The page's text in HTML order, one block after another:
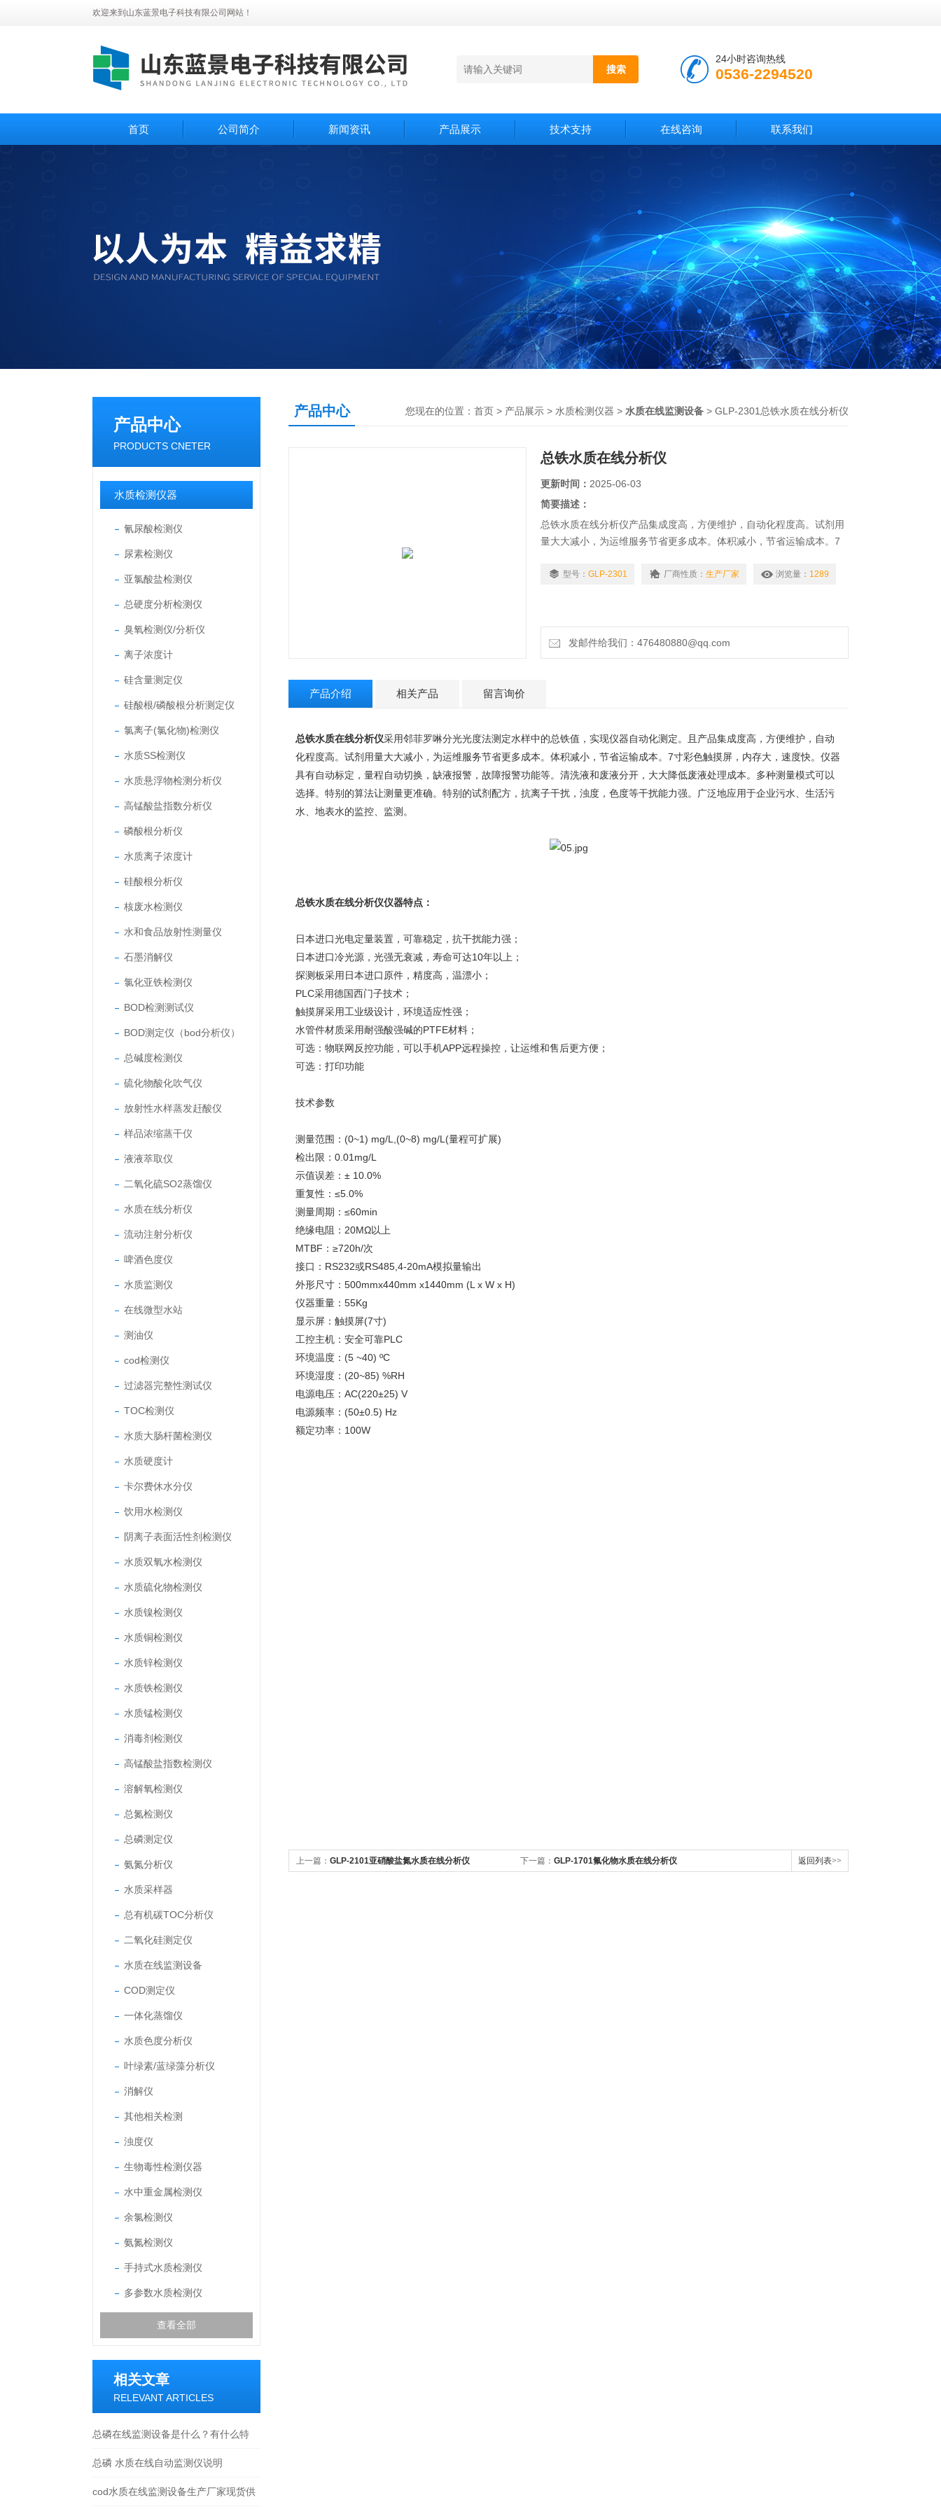
欢迎来到山东蓝景电子科技有限公司网站！
24小时咨询热线
0536-2294520
首页 公司简介 新闻资讯 产品展示 技术支持 在线咨询 联系我们
产品中心
PRODUCTS CNETER
水质检测仪器
氰尿酸检测仪
尿素检测仪
亚氯酸盐检测仪
总硬度分析检测仪
臭氧检测仪/分析仪
离子浓度计
硅含量测定仪
硅酸根/磷酸根分析测定仪
氯离子(氯化物)检测仪
水质SS检测仪
水质悬浮物检测分析仪
高锰酸盐指数分析仪
磷酸根分析仪
水质离子浓度计
硅酸根分析仪
核废水检测仪
水和食品放射性测量仪
石墨消解仪
氯化亚铁检测仪
BOD检测测试仪
BOD测定仪（bod分析仪）
总碱度检测仪
硫化物酸化吹气仪
放射性水样蒸发赶酸仪
样品浓缩蒸干仪
液液萃取仪
二氧化硫SO2蒸馏仪
水质在线分析仪
流动注射分析仪
啤酒色度仪
水质监测仪
在线微型水站
测油仪
cod检测仪
过滤器完整性测试仪
TOC检测仪
水质大肠杆菌检测仪
水质硬度计
卡尔费休水分仪
饮用水检测仪
阴离子表面活性剂检测仪
水质双氧水检测仪
水质硫化物检测仪
水质镍检测仪
水质铜检测仪
水质锌检测仪
水质铁检测仪
水质锰检测仪
消毒剂检测仪
高锰酸盐指数检测仪
溶解氧检测仪
总氮检测仪
总磷测定仪
氨氮分析仪
水质采样器
总有机碳TOC分析仪
二氧化硅测定仪
水质在线监测设备
COD测定仪
一体化蒸馏仪
水质色度分析仪
叶绿素/蓝绿藻分析仪
消解仪
其他相关检测
浊度仪
生物毒性检测仪器
水中重金属检测仪
余氯检测仪
氨氮检测仪
手持式水质检测仪
多参数水质检测仪
查看全部
相关文章
RELEVANT ARTICLES
总磷在线监测设备是什么？有什么特
点？
总磷 水质在线自动监测仪说明
cod水质在线监测设备生产厂家现货供
产品中心 您现在的位置： 首页 > 产品展示 > 水质检测仪器 > 水质在线监测设备 > GLP-2301总铁水质在线分析仪
总铁水质在线分析仪
更新时间： 2025-06-03
简要描述：
总铁水质在线分析仪产品集成度高，方便维护，自动化程度高。试剂用
量大大减小，为运维服务节省更多成本。体积减小，节省运输成本。7
缺液报警，故障报警功能等。清洗液和废液分开，大大降低废液处理成
型号： GLP-2301 厂商性质： 生产厂家 浏览量： 1289
发邮件给我们：476480880@qq.com
产品介绍 相关产品 留言询价
总铁水质在线分析仪采用邻菲罗啉分光光度法测定水样中的总铁值，实现仪器自动化测定。且产品集成度高，方便维护，自动
化程度高。试剂用量大大减小，为运维服务节省更多成本。体积减小，节省运输成本。7寸彩色触摸屏，内存大，速度快。仪器
具有自动标定，量程自动切换，缺液报警，故障报警功能等。清洗液和废液分开，大大降低废液处理成本。多种测量模式可以
选择。特别的算法让测量更准确。特别的试剂配方，抗离子干扰，浊度，色度等干扰能力强。广泛地应用于企业污水、生活污
水、地表水的监控、监测。
总铁水质在线分析仪仪器特点：
日本进口光电定量装置，可靠稳定，抗干扰能力强；
日本进口冷光源，光强无衰减，寿命可达10年以上；
探测板采用日本进口原件，精度高，温漂小；
PLC采用德国西门子技术；
触摸屏采用工业级设计，环境适应性强；
水管件材质采用耐强酸强碱的PTFE材料；
可选：物联网反控功能，可以手机APP远程操控，让运维和售后更方便；
可选：打印功能
技术参数
测量范围：(0~1) mg/L,(0~8) mg/L(量程可扩展)
检出限：0.01mg/L
示值误差：± 10.0%
重复性：≤5.0%
测量周期：≤60min
绝缘电阻：20MΩ以上
MTBF：≥720h/次
接口：RS232或RS485,4-20mA模拟量输出
外形尺寸：500mmx440mm x1440mm (L x W x H)
仪器重量：55Kg
显示屏：触摸屏(7寸)
工控主机：安全可靠PLC
环境温度：(5 ~40) ºC
环境湿度：(20~85) %RH
电源电压：AC(220±25) V
电源频率：(50±0.5) Hz
额定功率：100W
上一篇： GLP-2101亚硝酸盐氮水质在线分析仪 下一篇： GLP-1701氟化物水质在线分析仪 返回列表>>